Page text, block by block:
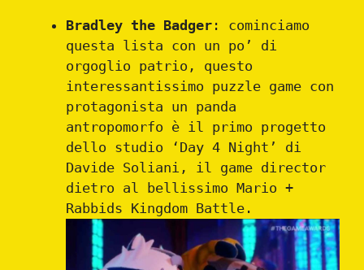
Bradley the Badger : cominciamo
questa lista con un po’ di
orgoglio patrio, questo
interessantissimo puzzle game con
protagonista un panda
antropomorfo è il primo progetto
dello studio ‘Day 4 Night’ di
Davide Soliani, il game director
dietro al bellissimo Mario +
Rabbids Kingdom Battle.